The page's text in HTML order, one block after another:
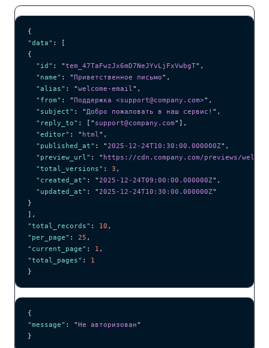
{
"data" : [
{
  "id"
: "tem_47TaFwzJx6mD7NeJYvLjFxVwbgT" ,
  "name"
: "Приветственное письмо" ,
  "alias"
: "welcome-email" ,
  "from"
: "Поддержка <support@company.com>" ,
  "subject"
: "Добро пожаловать в наш сервис! " ,
  "reply_to"
: [ " support@company.com" ],
  "editor"
: " html" ,
  "published_at"
: "2025-12-24T10:30:00.000000Z" ,
  "preview_url"
: " https://cdn.company.com/previews/
  "total_versions"
: 3 ,
  "created_at"
: "2025-12-24T09:00:00.000000Z" ,
  "updated_at"
: "2025-12-24T10:30:00.000000Z"
}
],
"total_records" : 10 ,
"per_page" : 25 ,
"current_page" : 1 ,
"total_pages" : 1
}
{
"message" : "Не авторизован"
}